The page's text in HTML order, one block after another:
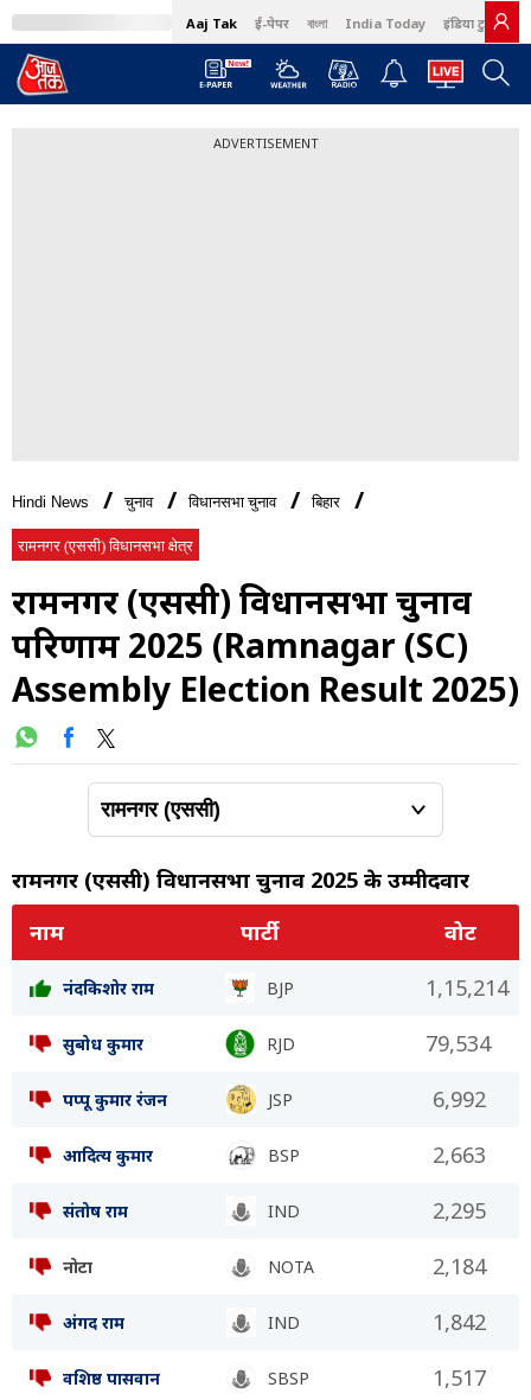
Aaj Tak ई-पेपर বাংলা India Today इंडिया टुडे हिंदी
ADVERTISEMENT
Hindi News चुनाव विधानसभा चुनाव बिहार
रामनगर (एससी) विधानसभा क्षेत्र
रामनगर (एससी) विधानसभा चुनाव
परिणाम 2025 (Ramnagar (SC)
Assembly Election Result 2025)
रामनगर (एससी) विधानसभा चुनाव 2025 के उम्मीदवार
नाम
पार्टी वोट
नंदकिशोर राम BJP 1,15,214
सुबोध कुमार RJD 79,534
पप्पू कुमार रंजन JSP 6,992
आदित्य कुमार BSP 2,663
संतोष राम IND 2,295
नोटा NOTA 2,184
अंगद राम IND 1,842
वशिष्ठ पासवान SBSP 1,517